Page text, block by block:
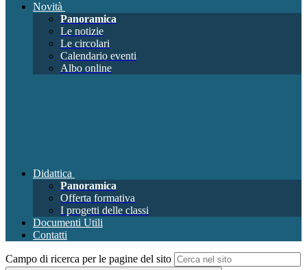
Novità
Panoramica
Le notizie
Le circolari
Calendario eventi
Albo online
Didattica
Panoramica
Offerta formativa
I progetti delle classi
Documenti Utili
Contatti
Campo di ricerca per le pagine del sito